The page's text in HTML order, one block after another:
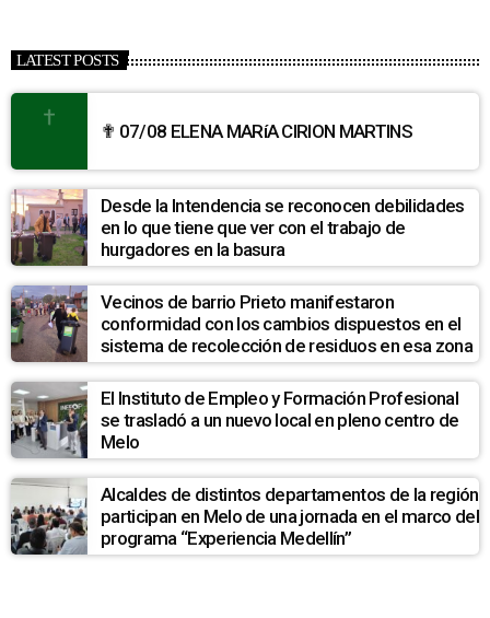
LATEST POSTS
✟ 07/08 ELENA MARíA CIRION MARTINS
Desde la Intendencia se reconocen debilidades
en lo que tiene que ver con el trabajo de
hurgadores en la basura
Vecinos de barrio Prieto manifestaron
conformidad con los cambios dispuestos en el
sistema de recolección de residuos en esa zona
El Instituto de Empleo y Formación Profesional
se trasladó a un nuevo local en pleno centro de
Melo
Alcaldes de distintos departamentos de la región
participan en Melo de una jornada en el marco del
programa “Experiencia Medellín”